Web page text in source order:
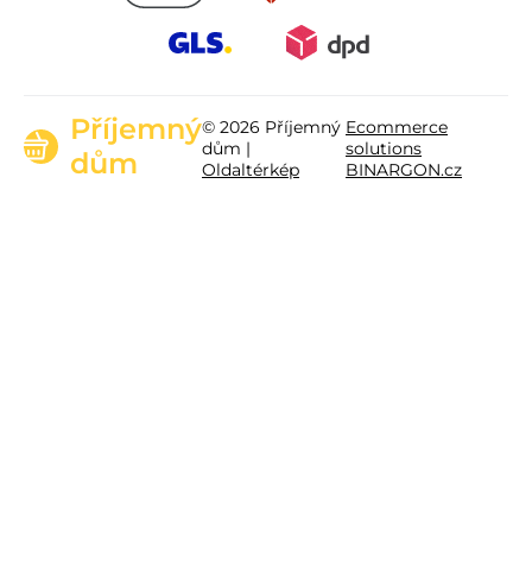
Příjemný
dům
© 2026 Příjemný
dům |
Oldaltérkép
Ecommerce
solutions
BINARGON.cz